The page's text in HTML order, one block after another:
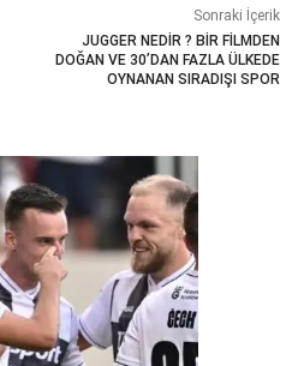
Sonraki İçerik
JUGGER NEDİR ? BİR FİLMDEN
DOĞAN VE 30’DAN FAZLA ÜLKEDE
OYNANAN SIRADIŞI SPOR